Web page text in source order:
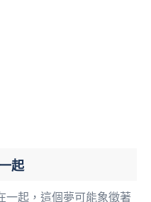
起
一起，這個夢可能象徵著